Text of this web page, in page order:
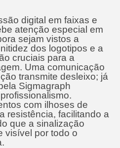
digital em faixas e
atenção especial em
sejam vistos a
dos logotipos e a
cruciais para a
Uma comunicação
transmite desleixo; já
Sigmagraph
com ilhoses de
resistência, facilitando a
que a sinalização
visível por todo o